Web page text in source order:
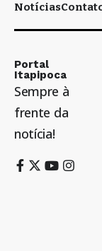
Notícias
Portal
Itapipoca
Sempre à
frente da
notícia!